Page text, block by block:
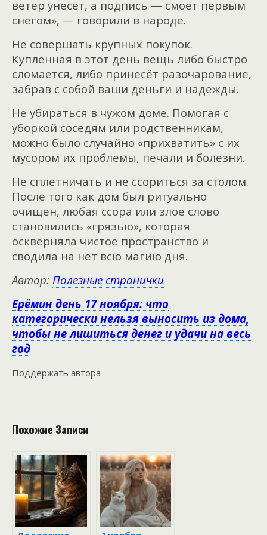
ветер унесёт, а подпись — смоет первым
снегом», — говорили в народе.
Не совершать крупных покупок.
Купленная в этот день вещь либо быстро
сломается, либо принесёт разочарование,
забрав с собой ваши деньги и надежды.
Не убираться в чужом доме. Помогая с
уборкой соседям или родственникам,
можно было случайно «прихватить» с их
мусором их проблемы, печали и болезни.
Не сплетничать и не ссориться за столом.
После того как дом был ритуально
очищен, любая ссора или злое слово
становились «грязью», которая
оскверняла чистое пространство и
сводила на нет всю магию дня.
Автор: Полезные странички
Ерёмин день 17 ноября: что
категорически нельзя выносить из дома,
чтобы не лишиться денег и удачи на весь
год
Поддержать автора
Похожие Записи